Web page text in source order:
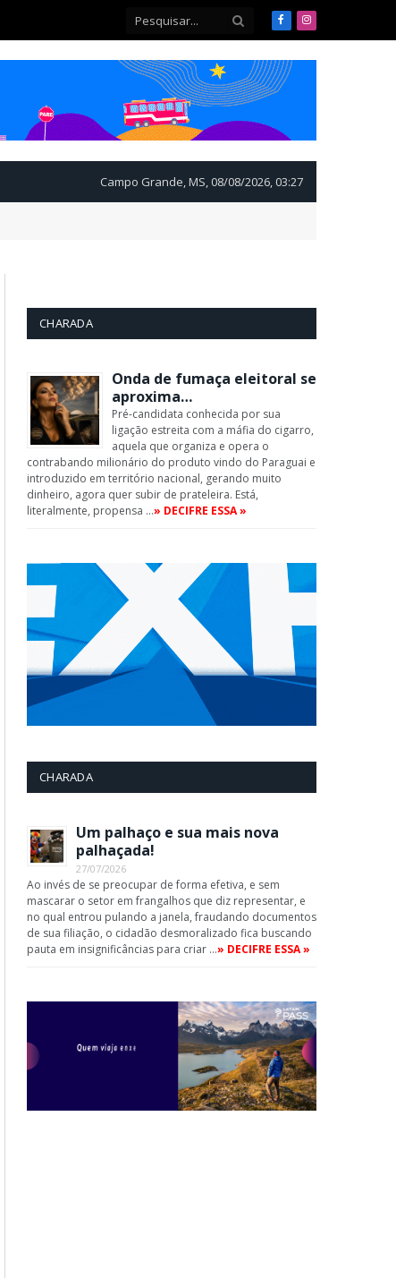
FacebookInstagram
Campo Grande, MS, 08/08/2026, 03:27
CHARADA
Onda de fumaça eleitoral se
aproxima…
Pré-candidata conhecida por sua
ligação estreita com a máfia do cigarro,
aquela que organiza e opera o
contrabando milionário do produto vindo do Paraguai e
introduzido em território nacional, gerando muito
dinheiro, agora quer subir de prateleira. Está,
literalmente, propensa …» DECIFRE ESSA »
CHARADA
Um palhaço e sua mais nova
palhaçada!
27/07/2026
Ao invés de se preocupar de forma efetiva, e sem
mascarar o setor em frangalhos que diz representar, e
no qual entrou pulando a janela, fraudando documentos
de sua filiação, o cidadão desmoralizado fica buscando
pauta em insignificâncias para criar …» DECIFRE ESSA »